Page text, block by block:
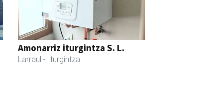
Amonarriz iturgintza S. L.
Larraul - Iturgintza